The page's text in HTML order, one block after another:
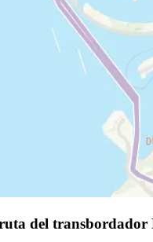
del transbordador